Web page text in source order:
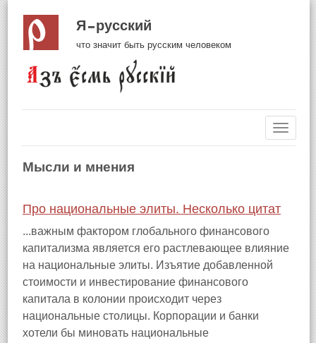
Я русский
что значит быть русским человеком
Мысли и мнения
Про национальные элиты. Несколько цитат
...важным фактором глобального финансового
капитализма является его растлевающее влияние
на национальные элиты. Изъятие добавленной
стоимости и инвестирование финансового
капитала в колонии происходит через
национальные столицы. Корпорации и банки
хотели бы миновать национальные